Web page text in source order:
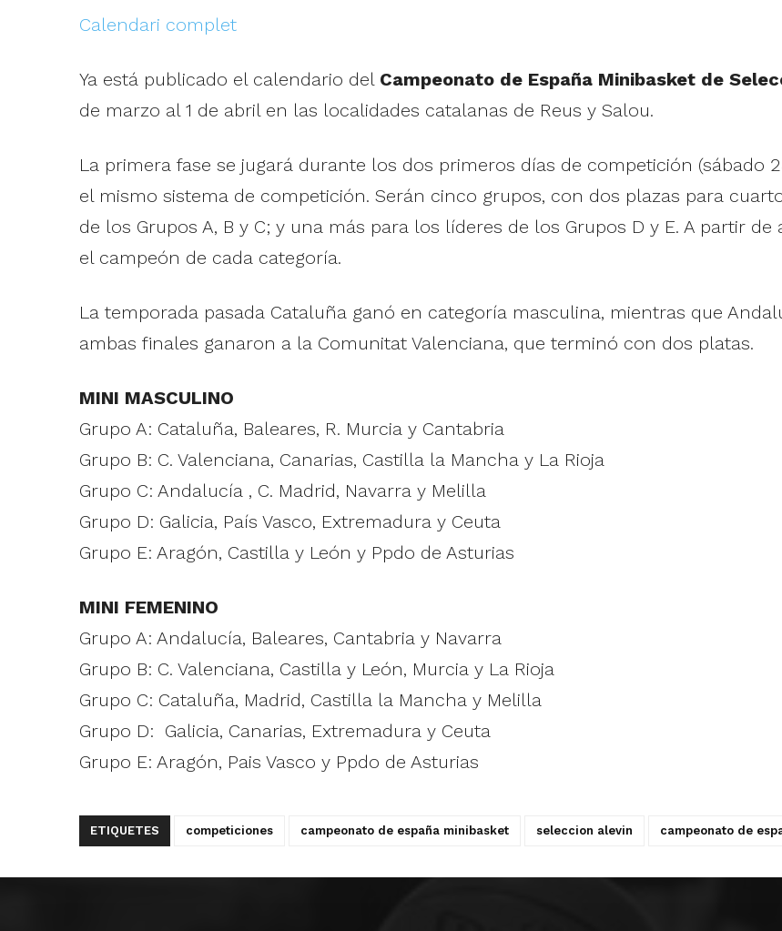
Calendari complet
Ya está publicado el calendario del Campeonato de España Minibasket de
de marzo al 1 de abril en las localidades catalanas de Reus y Salou.
La primera fase se jugará durante los dos primeros días de competición (sábado
el mismo sistema de competición. Serán cinco grupos, con dos plazas para
de los Grupos A, B y C; y una más para los líderes de los Grupos D y E. A partir
el campeón de cada categoría.
La temporada pasada Cataluña ganó en categoría masculina, mientras que
ambas finales ganaron a la Comunitat Valenciana, que terminó con dos platas.
MINI MASCULINO
Grupo A: Cataluña, Baleares, R. Murcia y Cantabria
Grupo B: C. Valenciana, Canarias, Castilla la Mancha y La Rioja
Grupo C: Andalucía , C. Madrid, Navarra y Melilla
Grupo D: Galicia, País Vasco, Extremadura y Ceuta
Grupo E: Aragón, Castilla y León y Ppdo de Asturias
MINI FEMENINO
Grupo A: Andalucía, Baleares, Cantabria y Navarra
Grupo B: C. Valenciana, Castilla y León, Murcia y La Rioja
Grupo C: Cataluña, Madrid, Castilla la Mancha y Melilla
Grupo D: Galicia, Canarias, Extremadura y Ceuta
Grupo E: Aragón, Pais Vasco y Ppdo de Asturias
ETIQUETES competiciones campeonato de españa minibasket seleccion alevin campeonato de